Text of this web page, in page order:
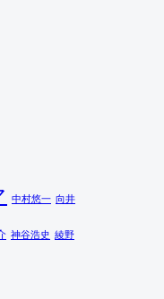
中村悠一 向井
神谷浩史 綾野